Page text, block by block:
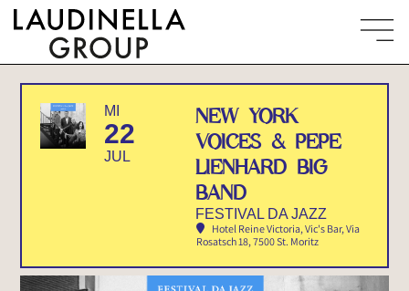
MI
22
JUL
NEW YORK
VOICES & PEPE
LIENHARD BIG
BAND
FESTIVAL DA JAZZ
Hotel Reine Victoria, Vic's Bar, Via
Rosatsch 18, 7500 St. Moritz